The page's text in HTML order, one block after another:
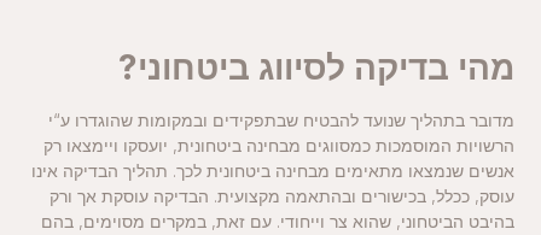
מהי בדיקה לסיווג ביטחוני?
מדובר בתהליך שנועד להבטיח שבתפקידים ובמקומות שהוגדרו ע“י
הרשויות המוסמכות כמסווגים מבחינה ביטחונית, יועסקו ויימצאו רק
אנשים שנמצאו מתאימים מבחינה ביטחונית לכך. תהליך הבדיקה אינו
עוסק, ככלל, בכישורים ובהתאמה מקצועית. הבדיקה עוסקת אך ורק
בהיבט הביטחוני, שהוא צר וייחודי. עם זאת, במקרים מסוימים, בהם